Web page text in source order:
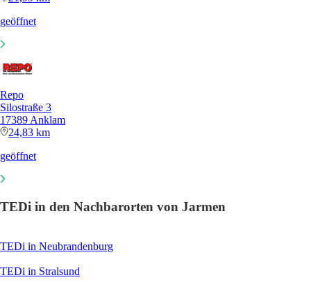
geöffnet
Repo
Silostraße 3
17389 Anklam
24,83 km
geöffnet
TEDi in den Nachbarorten von Jarmen
TEDi in Neubrandenburg
TEDi in Stralsund